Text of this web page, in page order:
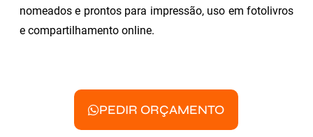
nomeados e prontos para impressão, uso em fotolivros
e compartilhamento online.
PEDIR ORÇAMENTO